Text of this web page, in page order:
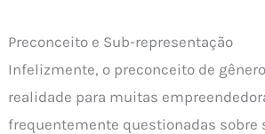
Preconceito e Sub-representação
Infelizmente, o preconceito de
realidade para muitas
frequentemente questionadas sobre